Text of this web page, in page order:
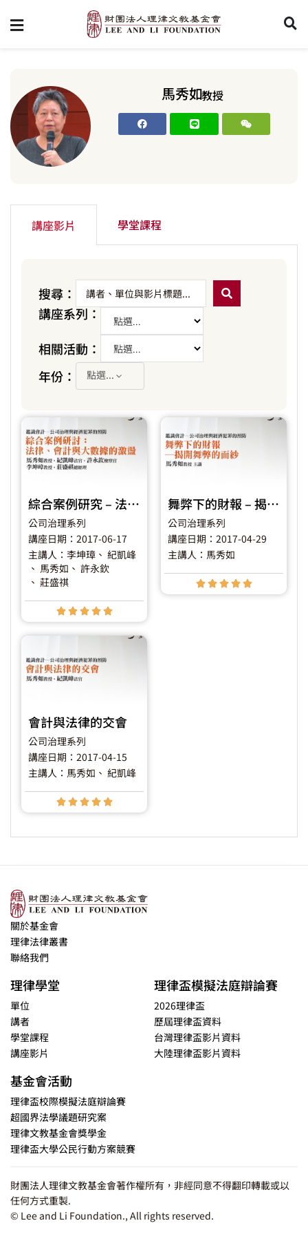
馬秀如教授
講座影片 學堂課程
搜尋：
講座系列：
相關活動：
年份：
點選...
綜合案例研究 – 法律、會計與大數據的激盪
公司治理系列
講座日期：2017-06-17
主講人：李坤璋 、 紀凱峰
、 馬秀如 、 許永欽
、 莊盛祺
    
舞弊下的財報 – 揭開舞弊的面紗
公司治理系列
講座日期：2017-04-29
主講人：馬秀如
    
會計與法律的交會
公司治理系列
講座日期：2017-04-15
主講人：馬秀如 、 紀凱峰
    
關於基金會
理律法律叢書
聯絡我們
理律學堂
單位
講者
學堂課程
講座影片
理律盃模擬法庭辯論賽
2026理律盃
歷屆理律盃資料
台灣理律盃影片資料
大陸理律盃影片資料
基金會活動
理律盃校際模擬法庭辯論賽
超國界法學議題研究案
理律文教基金會獎學金
理律盃大學公民行動方案競賽
財團法人理律文教基金會著作權所有，非經同意不得翻印轉載或以
任何方式重製.
© Lee and Li Foundation., All rights reserved.